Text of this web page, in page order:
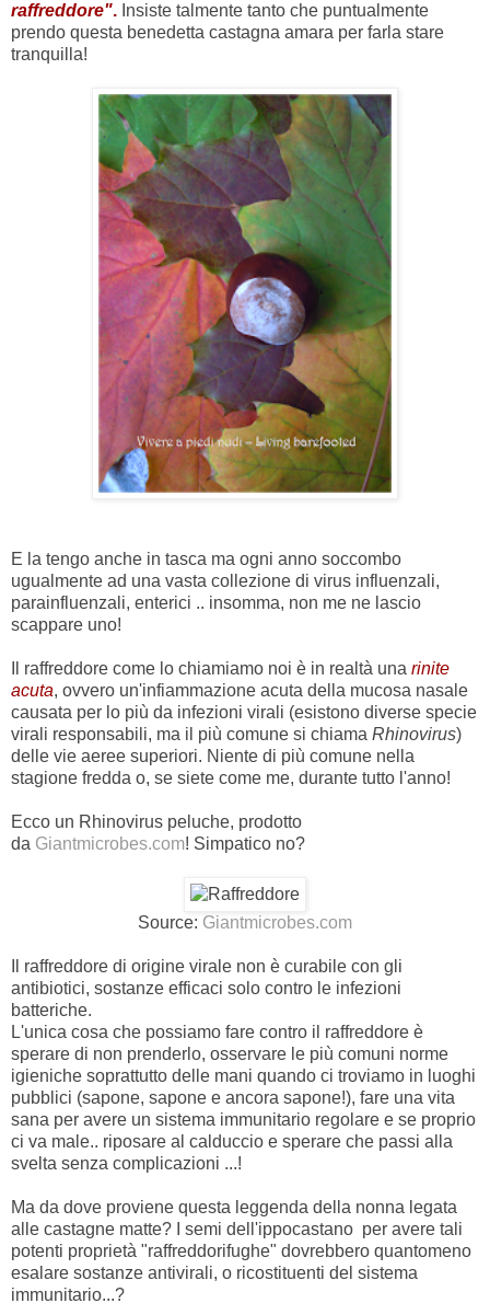
raffreddore". Insiste talmente tanto che puntualmente
prendo questa benedetta castagna amara per farla stare
tranquilla!
E la tengo anche in tasca ma ogni anno soccombo
ugualmente ad una vasta collezione di virus influenzali,
parainfluenzali, enterici .. insomma, non me ne lascio
scappare uno!
Il raffreddore come lo chiamiamo noi è in realtà una rinite
acuta, ovvero un'infiammazione acuta della mucosa nasale
causata per lo più da infezioni virali (esistono diverse specie
virali responsabili, ma il più comune si chiama Rhinovirus)
delle vie aeree superiori. Niente di più comune nella
stagione fredda o, se siete come me, durante tutto l'anno!
Ecco un Rhinovirus peluche, prodotto
da Giantmicrobes.com! Simpatico no?
Source: Giantmicrobes.com
Il raffreddore di origine virale non è curabile con gli
antibiotici, sostanze efficaci solo contro le infezioni
batteriche.
L'unica cosa che possiamo fare contro il raffreddore è
sperare di non prenderlo, osservare le più comuni norme
igieniche soprattutto delle mani quando ci troviamo in luoghi
pubblici (sapone, sapone e ancora sapone!), fare una vita
sana per avere un sistema immunitario regolare e se proprio
ci va male.. riposare al calduccio e sperare che passi alla
svelta senza complicazioni ...!
Ma da dove proviene questa leggenda della nonna legata
alle castagne matte? I semi dell'ippocastano per avere tali
potenti proprietà "raffreddorifughe" dovrebbero quantomeno
esalare sostanze antivirali, o ricostituenti del sistema
immunitario...?